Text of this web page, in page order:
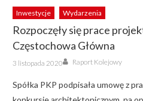
Inwestycje Wydarzenia
Rozpoczęły się prace
Częstochowa Główna
Posted
on
3 listopada 2020 Author
Raport Kolejowy
Spółka PKP podpisała umowę z